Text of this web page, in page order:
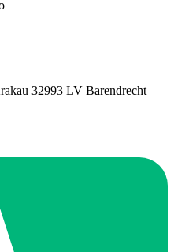
32993 LV Barendrecht